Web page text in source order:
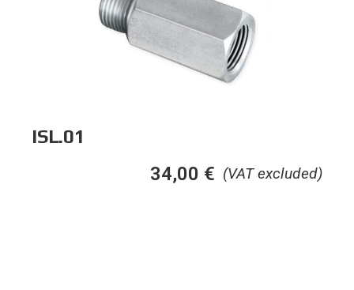
ISL.01
(VAT excluded)
34,00 €